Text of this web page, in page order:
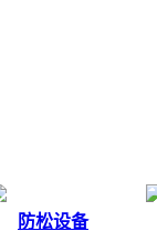
防松设备